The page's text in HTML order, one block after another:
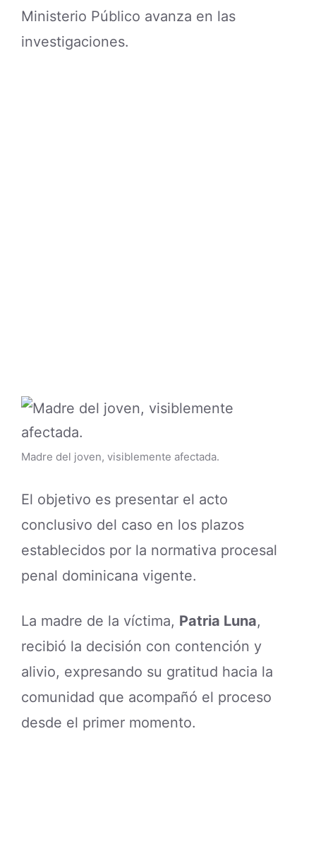
Ministerio Público avanza en las
investigaciones.
Madre del joven, visiblemente afectada.
El objetivo es presentar el acto
conclusivo del caso en los plazos
establecidos por la normativa procesal
penal dominicana vigente.
La madre de la víctima, Patria Luna,
recibió la decisión con contención y
alivio, expresando su gratitud hacia la
comunidad que acompañó el proceso
desde el primer momento.